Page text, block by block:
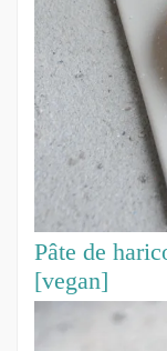
Pâte de
[vegan]